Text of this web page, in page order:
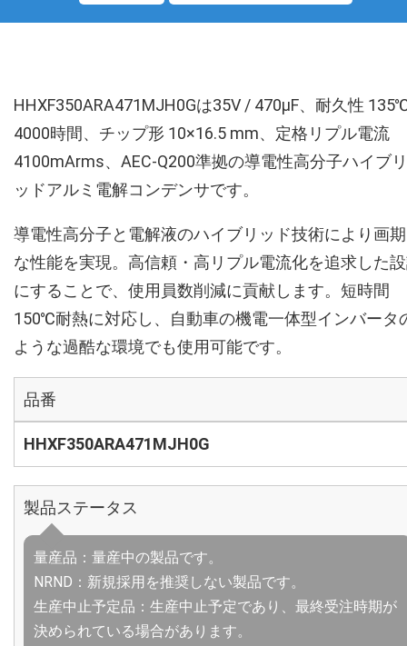
HHXF350ARA471MJH0Gは35V / 470µF、耐久性
4000時間、チップ形 10×16.5 mm、定格リプル電流
4100mArms、AEC-Q200準拠の導電性高分子ハイブリ
ッドアルミ電解コンデンサです。
導電性高分子と電解液のハイブリッド技術により画
な性能を実現。高信頼・高リプル電流化を追求した
にすることで、使用員数削減に貢献します。短時間
150℃耐熱に対応し、自動車の機電一体型インバータ
ような過酷な環境でも使用可能です。
品番
HHXF350ARA471MJH0G
製品ステータス
量産品：量産中の製品です。
NRND：新規採用を推奨しない製品です。
生産中止予定品：生産中止予定であり、最終受注時期が
決められている場合があります。